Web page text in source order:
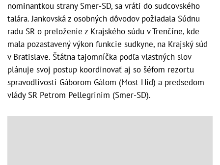
nominantkou strany Smer-SD, sa vráti do sudcovského
talára. Jankovská z osobných dôvodov požiadala Súdnu
radu SR o preloženie z Krajského súdu v Trenčíne, kde
mala pozastavený výkon funkcie sudkyne, na Krajský súd
v Bratislave. Štátna tajomníčka podľa vlastných slov
plánuje svoj postup koordinovať aj so šéfom rezortu
spravodlivosti Gáborom Gálom (Most-Híd) a predsedom
vlády SR Petrom Pellegrinim (Smer-SD).